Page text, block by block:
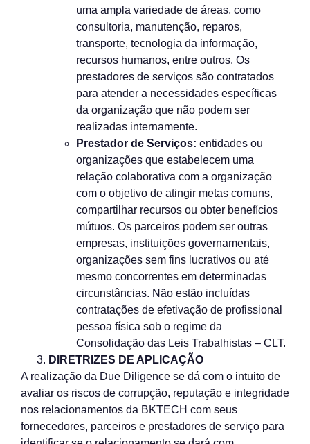
uma ampla variedade de áreas, como
consultoria, manutenção, reparos,
transporte, tecnologia da informação,
recursos humanos, entre outros. Os
prestadores de serviços são contratados
para atender a necessidades específicas
da organização que não podem ser
realizadas internamente.
Prestador de Serviços: entidades ou
organizações que estabelecem uma
relação colaborativa com a organização
com o objetivo de atingir metas comuns,
compartilhar recursos ou obter benefícios
mútuos. Os parceiros podem ser outras
empresas, instituições governamentais,
organizações sem fins lucrativos ou até
mesmo concorrentes em determinadas
circunstâncias. Não estão incluídas
contratações de efetivação de profissional
pessoa física sob o regime da
Consolidação das Leis Trabalhistas – CLT.
DIRETRIZES DE APLICAÇÃO
A realização da Due Diligence se dá com o intuito de
avaliar os riscos de corrupção, reputação e integridade
nos relacionamentos da BKTECH com seus
fornecedores, parceiros e prestadores de serviço para